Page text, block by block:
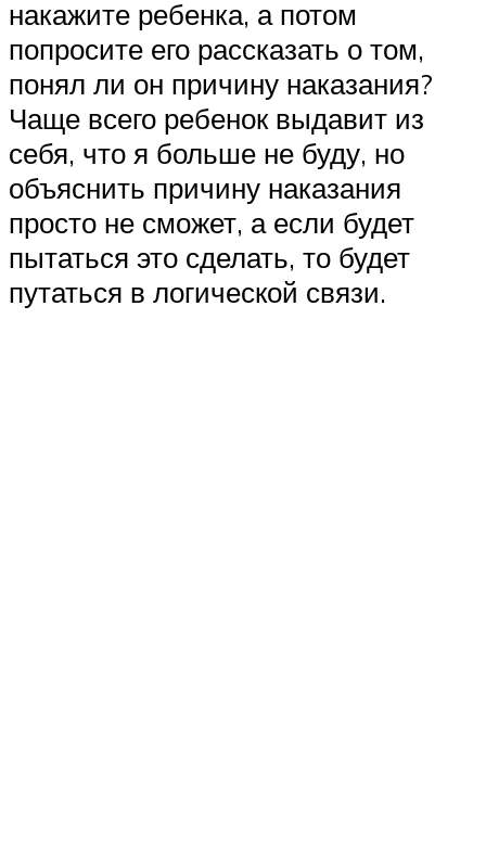
накажите ребенка, а потом
попросите его рассказать о том,
понял ли он причину наказания?
Чаще всего ребенок выдавит из
себя, что я больше не буду, но
объяснить причину наказания
просто не сможет, а если будет
пытаться это сделать, то будет
путаться в логической связи.